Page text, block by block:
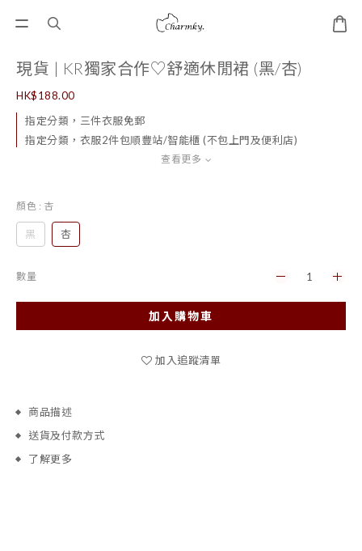
現貨 | KR獨家合作♡舒適休閒裙 (黑/杏)
HK$188.00
指定分類，三件衣服免郵
指定分類，衣服2件包順豐站/智能櫃 (不包上門及便利店)
查看更多
顏色 : 杏
黑 杏
數量
加入購物車
加入追蹤清單
商品描述
送貨及付款方式
了解更多